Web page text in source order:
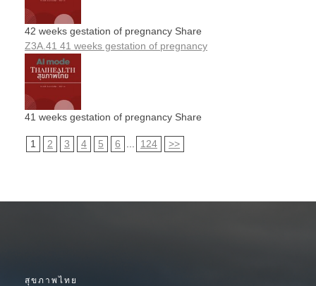
42 weeks gestation of pregnancy Share
Z3A.41 41 weeks gestation of pregnancy
41 weeks gestation of pregnancy Share
1 2 3 4 5 6 124 >>
สุขภาพไทย